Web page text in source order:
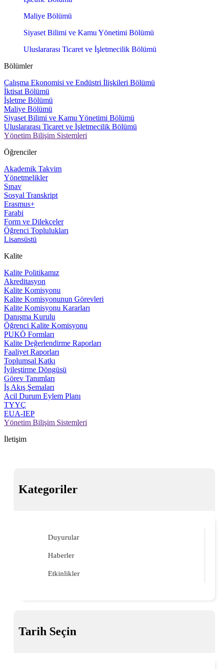
Maliye Bölümü
Siyaset Bilimi ve Kamu Yönetimi Bölümü
Uluslararası Ticaret ve İşletmecilik Bölümü
Bölümler
Çalışma Ekonomisi ve Endüstri İlişkileri Bölümü
İktisat Bölümü
İşletme Bölümü
Maliye Bölümü
Siyaset Bilimi ve Kamu Yönetimi Bölümü
Uluslararası Ticaret ve İşletmecilik Bölümü
Yönetim Bilişim Sistemleri
Öğrenciler
Akademik Takvim
Yönetmelikler
Sınav
Sosyal Transkript
Erasmus+
Farabi
Form ve Dilekçeler
Öğrenci Toplulukları
Lisansüstü
Kalite
Kalite Politikamız
Akreditasyon
Kalite Komisyonu
Kalite Komisyonunun Görevleri
Kalite Komisyonu Kararları
Danışma Kurulu
Öğrenci Kalite Komisyonu
PUKÖ Formları
Kalite Değerlendirme Raporları
Faaliyet Raporları
Toplumsal Katkı
İyileştirme Döngüsü
Görev Tanımları
İş Akış Şemaları
Acil Durum Eylem Planı
TYYÇ
EUA-IEP
Yönetim Bilişim Sistemleri
İletişim
Kategoriler
Duyurular
Haberler
Etkinlikler
Tarih Seçin